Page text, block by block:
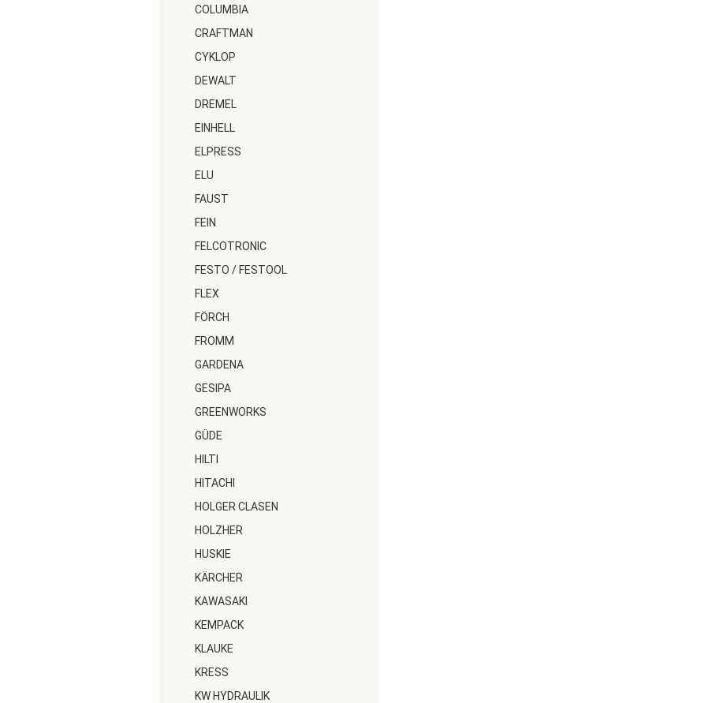
COLUMBIA
CRAFTMAN
CYKLOP
DEWALT
DREMEL
EINHELL
ELPRESS
ELU
FAUST
FEIN
FELCOTRONIC
FESTO / FESTOOL
FLEX
FÖRCH
FROMM
GARDENA
GESIPA
GREENWORKS
GÜDE
HILTI
HITACHI
HOLGER CLASEN
HOLZHER
HUSKIE
KÄRCHER
KAWASAKI
KEMPACK
KLAUKE
KRESS
KW HYDRAULIK